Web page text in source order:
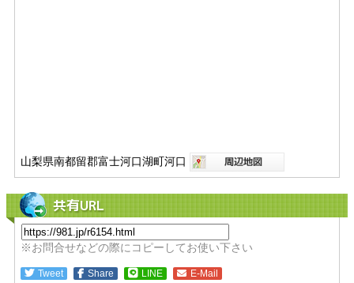
山梨県南都留郡富士河口湖町河口
共有URL
※お問合せなどの際にコピーしてお使い下さい
Tweet Share LINE E-Mail